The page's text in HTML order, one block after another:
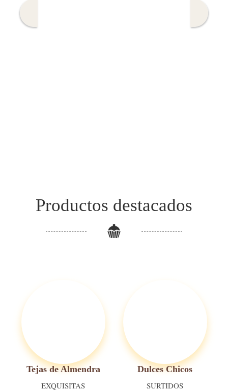
Productos destacados
Tejas de Almendra
EXQUISITAS
Dulces Chicos
SURTIDOS